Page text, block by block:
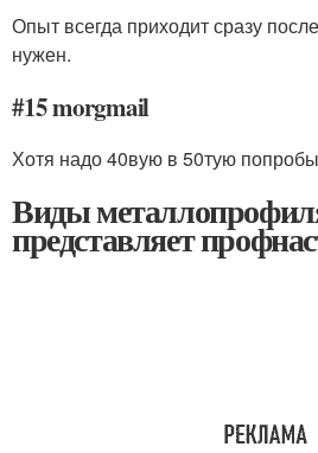
Опыт всегда приходит сразу
нужен.
#15 morgmail
Хотя надо 40вую в 50тую
Виды
представляет